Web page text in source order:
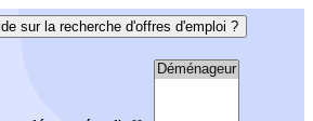
sur la recherche d'offres d'emploi ?